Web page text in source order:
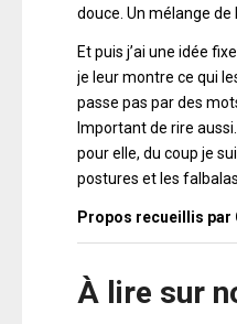
douce. Un mélange
Et puis j’ai une idée
je leur montre ce qui
passe pas par des
Important de rire
pour elle, du coup je
postures et les
Propos recueillis par
À lire sur